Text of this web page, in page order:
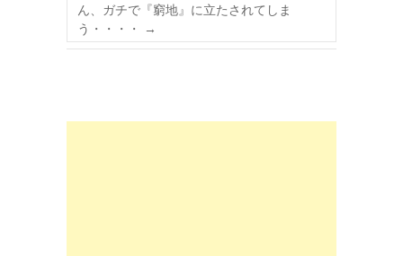
ん、ガチで『窮地』に立たされてしま
う・・・・
→